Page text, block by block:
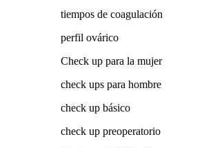
tiempos de coagulación
perfil ovárico
Check up para la mujer
check ups para hombre
check up básico
check up preoperatorio